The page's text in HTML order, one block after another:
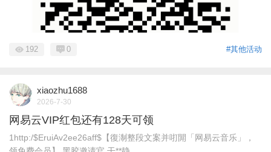
#其他活动
192 0
xiaozhu1688
2026-7-30
网易云VIP红包还有128天可领
1http:/$EruiAv2ee26aff$【復淛整段文案并咑閞「网易云音乐」，